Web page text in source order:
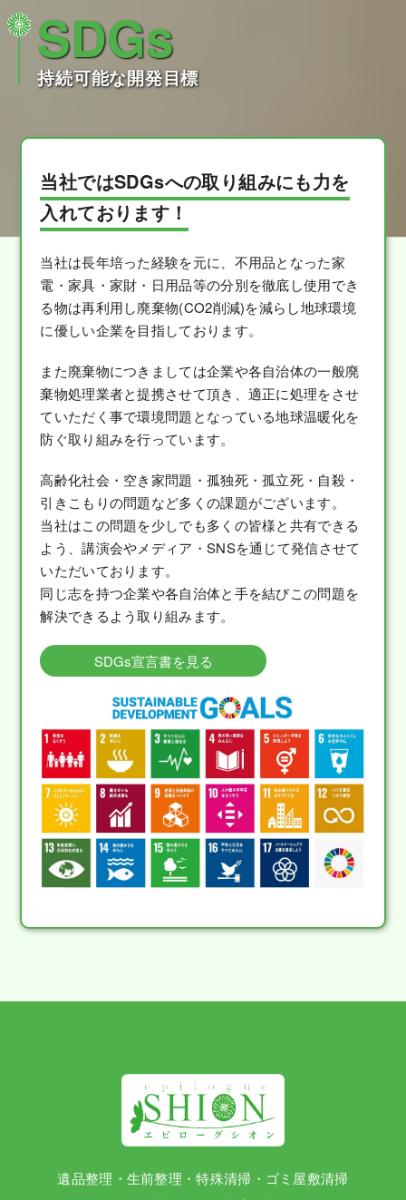
SDGs
持続可能な開発目標
当社ではSDGsへの取り組みにも力を
入れております！
当社は長年培った経験を元に、不用品となった家
電・家具・家財・日用品等の分別を徹底し使用でき
る物は再利用し廃棄物(CO2削減)を減らし地球環境
に優しい企業を目指しております。
また廃棄物につきましては企業や各自治体の一般廃
棄物処理業者と提携させて頂き、適正に処理をさせ
ていただく事で環境問題となっている地球温暖化を
防ぐ取り組みを行っています。
高齢化社会・空き家問題・孤独死・孤立死・自殺・
引きこもりの問題など多くの課題がございます。
当社はこの問題を少しでも多くの皆様と共有できる
よう、講演会やメディア・SNSを通じて発信させて
いただいております。
同じ志を持つ企業や各自治体と手を結びこの問題を
解決できるよう取り組みます。
SDGs宣言書を見る
遺品整理・生前整理・特殊清掃・ゴミ屋敷清掃